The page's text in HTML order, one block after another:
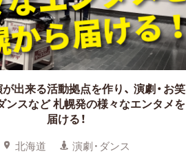
出来る活動拠点を作り、 演劇・お笑
ンスなど 札幌発の様々なエンタメを
届ける！
北海道 演劇・ダンス